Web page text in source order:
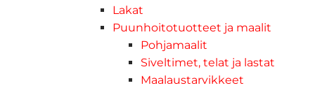
Lakat
Puunhoitotuotteet ja maalit
Pohjamaalit
Siveltimet, telat ja lastat
Maalaustarvikkeet